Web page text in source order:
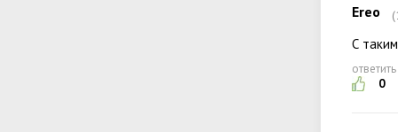
Ereo
С
ответить
0